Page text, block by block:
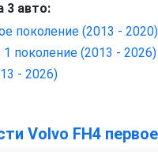
3 авто:
поколение (2013 - 2020)
1 поколение (2013 - 2026)
- 2026)
Volvo FH4